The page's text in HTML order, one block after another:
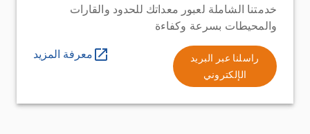
خدمتنا الشاملة لعبور معداتك للحدود والقارات
والمحيطات بسرعة وكفاءة
راسلنا عبر البريد
الإلكتروني
معرفة المزيد